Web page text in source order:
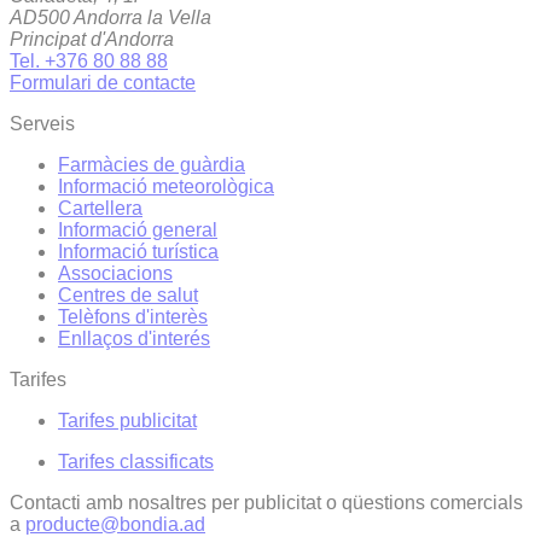
AD500 Andorra la Vella
Principat d'Andorra
Tel. +376 80 88 88
Formulari de contacte
Serveis
Farmàcies de guàrdia
Informació meteorològica
Cartellera
Informació general
Informació turística
Associacions
Centres de salut
Telèfons d'interès
Enllaços d'interés
Tarifes
Tarifes publicitat
Tarifes classificats
Contacti amb nosaltres per publicitat o qüestions comercials
a producte@bondia.ad